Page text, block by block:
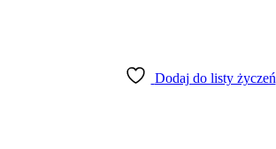
Dodaj do listy życzeń